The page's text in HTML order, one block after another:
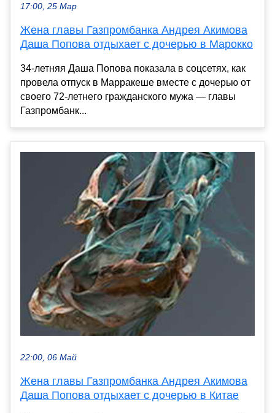
17:00, 25 Мар
Жена главы Газпромбанка Андрея Акимова
Даша Попова отдыхает с дочерью в Марокко
34-летняя Даша Попова показала в соцсетях, как
провела отпуск в Марракеше вместе с дочерью от
своего 72-летнего гражданского мужа — главы
Газпромбанк...
22:00, 06 Май
Жена главы Газпромбанка Андрея Акимова
Даша Попова отдыхает с дочерью в Китае